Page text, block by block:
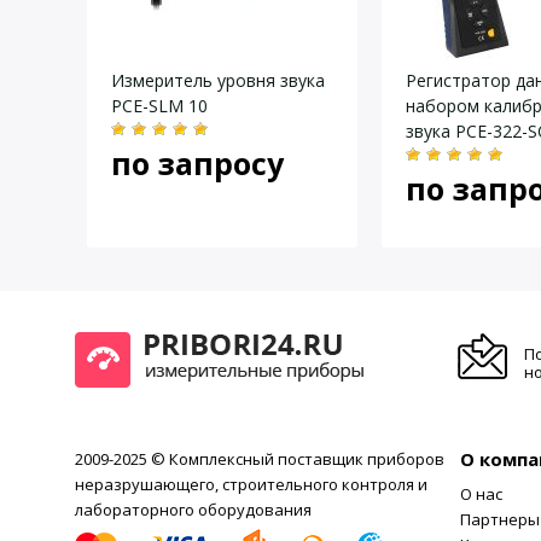
0,8 Гц
MAX,
Примечание
для
Даю согласие на обработку персональных данных .
Измеритель уровня звука
PCE-SLM 10
по запросу
Регистратор
набором
звука PCE-322-
по
2009-2025 © Комплексный поставщик приборов
неразрушающего, строительного контроля и
лабораторного оборудования
О
О нас
Партнеры